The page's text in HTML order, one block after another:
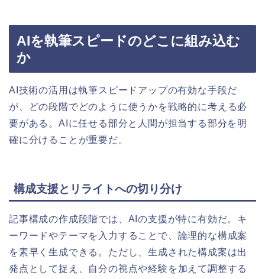
AIを執筆スピードのどこに組み込む
か
AI技術の活用は執筆スピードアップの有効な手段だ
が、どの段階でどのように使うかを戦略的に考える必
要がある。AIに任せる部分と人間が担当する部分を明
確に分けることが重要だ。
構成支援とリライトへの切り分け
記事構成の作成段階では、AIの支援が特に有効だ。キ
ーワードやテーマを入力することで、論理的な構成案
を素早く生成できる。ただし、生成された構成案は出
発点として捉え、自分の視点や経験を加えて調整する